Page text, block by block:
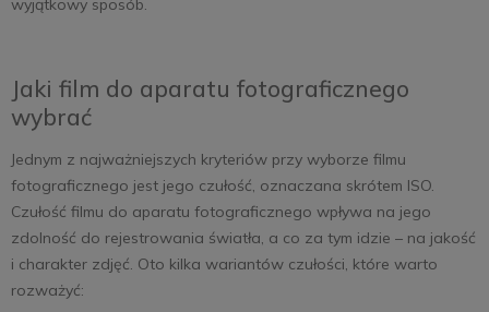
wyjątkowy sposób.
Jaki film do aparatu fotograficznego
wybrać
Jednym z najważniejszych kryteriów przy wyborze filmu
fotograficznego jest jego czułość, oznaczana skrótem ISO.
Czułość filmu do aparatu fotograficznego wpływa na jego
zdolność do rejestrowania światła, a co za tym idzie – na jakość
i charakter zdjęć. Oto kilka wariantów czułości, które warto
rozważyć: